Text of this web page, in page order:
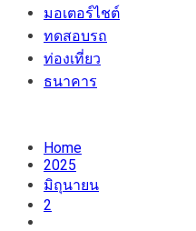
มอเตอร์ไชต์
ทดสอบรถ
ท่องเที่ยว
ธนาคาร
Home
2025
มิถุนายน
2